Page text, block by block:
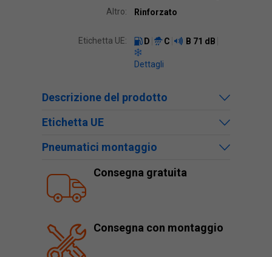
Altro:
Rinforzato
Etichetta UE: D C B 71 dB
Dettagli
Descrizione del prodotto
Etichetta UE
Pneumatici montaggio
Consegna gratuita
Consegna con montaggio